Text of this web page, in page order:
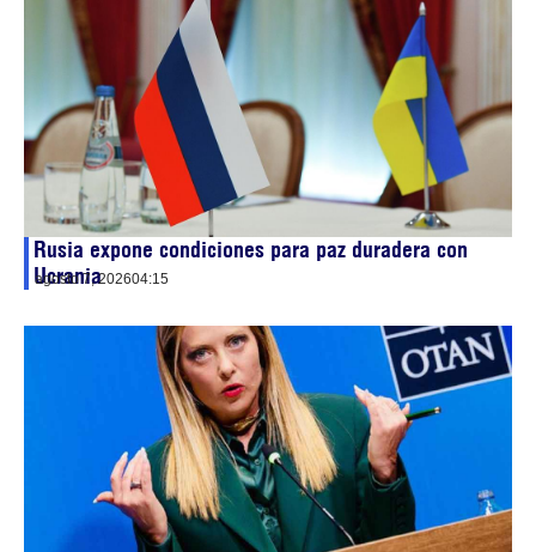
Rusia expone condiciones para paz duradera con
Ucrania
agosto 7, 202604:15